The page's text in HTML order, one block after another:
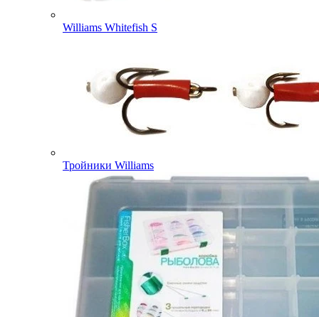
Williams Whitefish S
Тройники Williams